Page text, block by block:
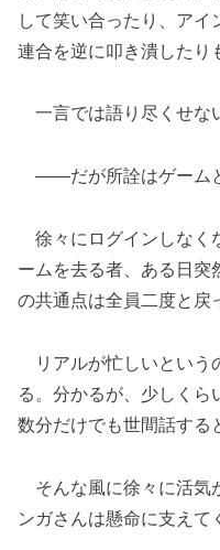
して笑い合ったり、ア
連合を逆に叩き潰したり
一言では語り尽くせな
――だが所詮はゲームと
徐々にログインしなく
ームを去る者、ある日突
の共通点は全員二度と戻
リアルが忙しいという
る。分かるが、少しくら
数分だけでも世間話する
そんな風に徐々に活気
ンガさんは懸命に支えて